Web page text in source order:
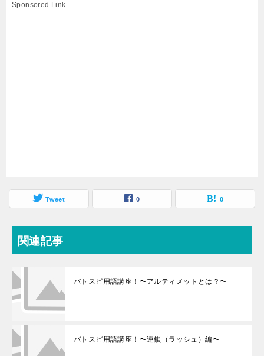
Sponsored Link
Tweet 0 0
関連記事
バトスピ用語講座！〜アルティメットとは？〜
バトスピ用語講座！〜連鎖（ラッシュ）編〜